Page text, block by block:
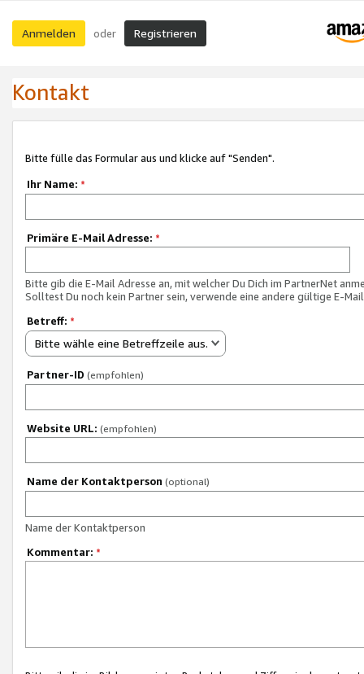
Anmelden oder Registrieren
Kontakt
Bitte fülle das Formular aus und klicke auf "Senden".
Ihr Name: *
Primäre E-Mail Adresse: *
Bitte gib die E-Mail Adresse an, mit welcher Du Dich im PartnerNet
Solltest Du noch kein Partner sein, verwende eine andere gültige E-
Betreff: *
Bitte wähle eine Betreffzeile aus.
Partner-ID (empfohlen)
Website URL: (empfohlen)
Name der Kontaktperson (optional)
Name der Kontaktperson
Kommentar: *